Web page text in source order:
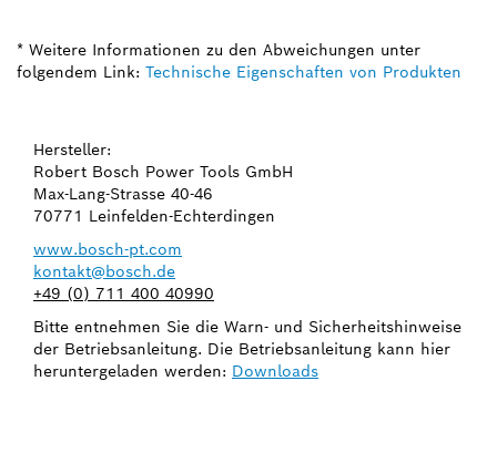
* Weitere Informationen zu den Abweichungen unter
folgendem Link: Technische Eigenschaften von Produkten
Hersteller:
Robert Bosch Power Tools GmbH
Max-Lang-Strasse 40-46
70771 Leinfelden-Echterdingen
www.bosch-pt.com
kontakt@bosch.de
+49 (0) 711 400 40990
Bitte entnehmen Sie die Warn- und Sicherheitshinweise
der Betriebsanleitung. Die Betriebsanleitung kann hier
heruntergeladen werden: Downloads